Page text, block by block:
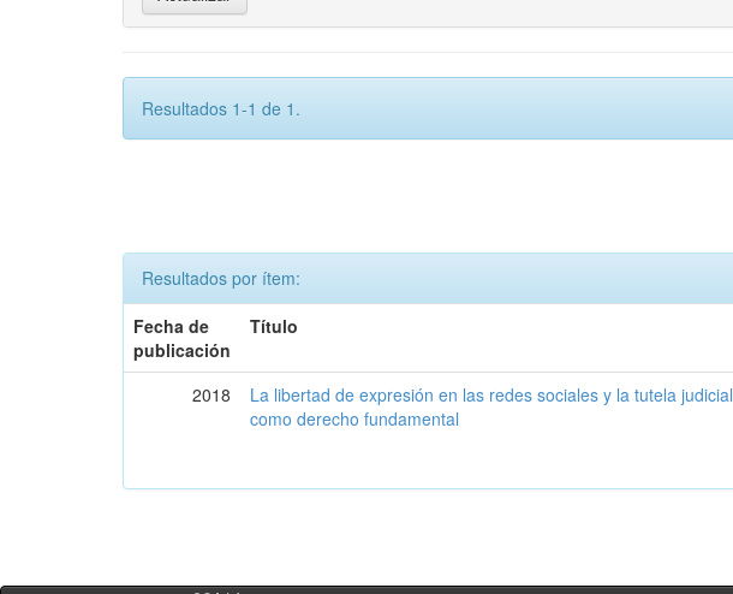
Resultados 1-1 de 1.
Resultados por ítem:
Fecha de
publicación
Título
2018
La libertad de expresión en las redes sociales y la tutela judicial
como derecho fundamental